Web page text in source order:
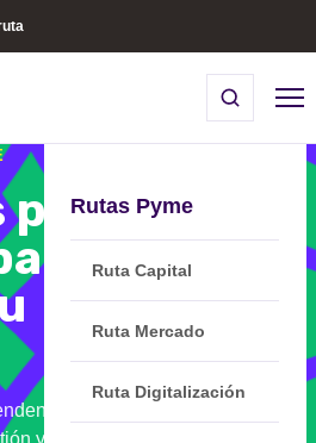
Rutas Pyme
Ruta Capital
Ruta Mercado
Ruta Digitalización
para
del
sobre finanzas,
y regulaciones. Contenido